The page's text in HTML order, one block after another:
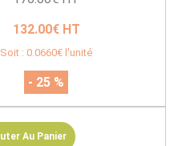
132.00€ HT
Soit : 0.0660€ l'unité
- 25 %
Au Panier